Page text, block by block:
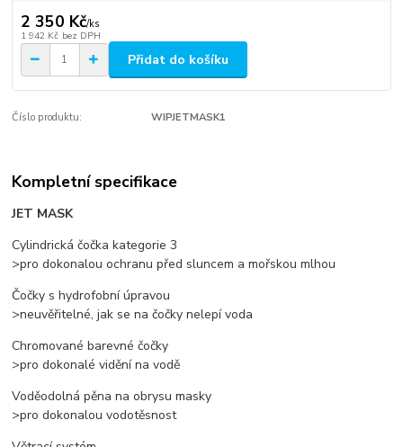
2 350 Kč/ks
1 942 Kč bez DPH
Přidat do košíku
Číslo produktu: WIPJETMASK1
Kompletní specifikace
JET MASK
Cylindrická čočka kategorie 3
>pro dokonalou ochranu před sluncem a mořskou mlhou
Čočky s hydrofobní úpravou
>neuvěřitelné, jak se na čočky nelepí voda
Chromované barevné čočky
>pro dokonalé vidění na vodě
Voděodolná pěna na obrysu masky
>pro dokonalou vodotěsnost